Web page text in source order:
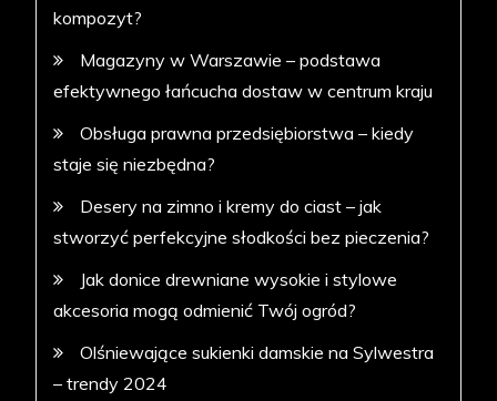
kompozyt?
Magazyny w Warszawie – podstawa
efektywnego łańcucha dostaw w centrum kraju
Obsługa prawna przedsiębiorstwa – kiedy
staje się niezbędna?
Desery na zimno i kremy do ciast – jak
stworzyć perfekcyjne słodkości bez pieczenia?
Jak donice drewniane wysokie i stylowe
akcesoria mogą odmienić Twój ogród?
Olśniewające sukienki damskie na Sylwestra
– trendy 2024